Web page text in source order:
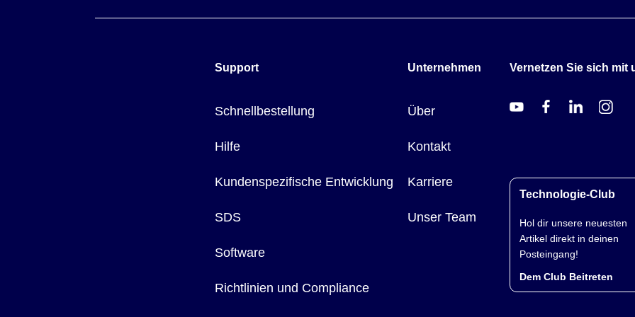
Support
Schnellbestellung
Hilfe
Kundenspezifische Entwicklung
SDS
Software
Richtlinien und Compliance
Unternehmen
Über
Kontakt
Karriere
Unser Team
Vernetzen Sie sich mit
Technologie-Club
Hol dir unsere neuesten
Artikel direkt in deinen
Posteingang!
Dem Club Beitreten